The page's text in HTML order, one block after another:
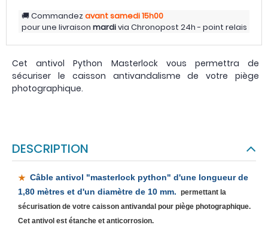
Commandezavant samedi15h00
pour une livraison mardivia Chronopost 24h - point relais
Cet antivol Python Masterlock vous permettra de
sécuriser le caisson antivandalisme de votre piège
photographique.
DESCRIPTION
Câble antivol "masterlock python" d'une longueur de
1,80 mètres et d'un diamètre de 10 mm. permettant la
sécurisation de votre caisson antivandal pour piège photographique.
Cet antivol est étanche et anticorrosion.